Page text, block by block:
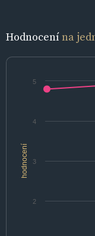
Hodnocenína
hodnocení
2
3
4
5